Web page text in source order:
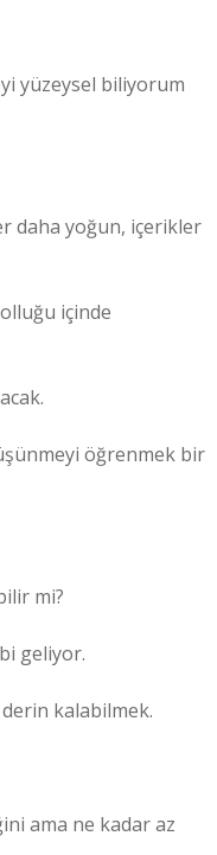
yüzeysel biliyorum
daha yoğun, içerikler
içinde
öğrenmek bir
mi?
geliyor.
kalabilmek.
ama ne kadar az